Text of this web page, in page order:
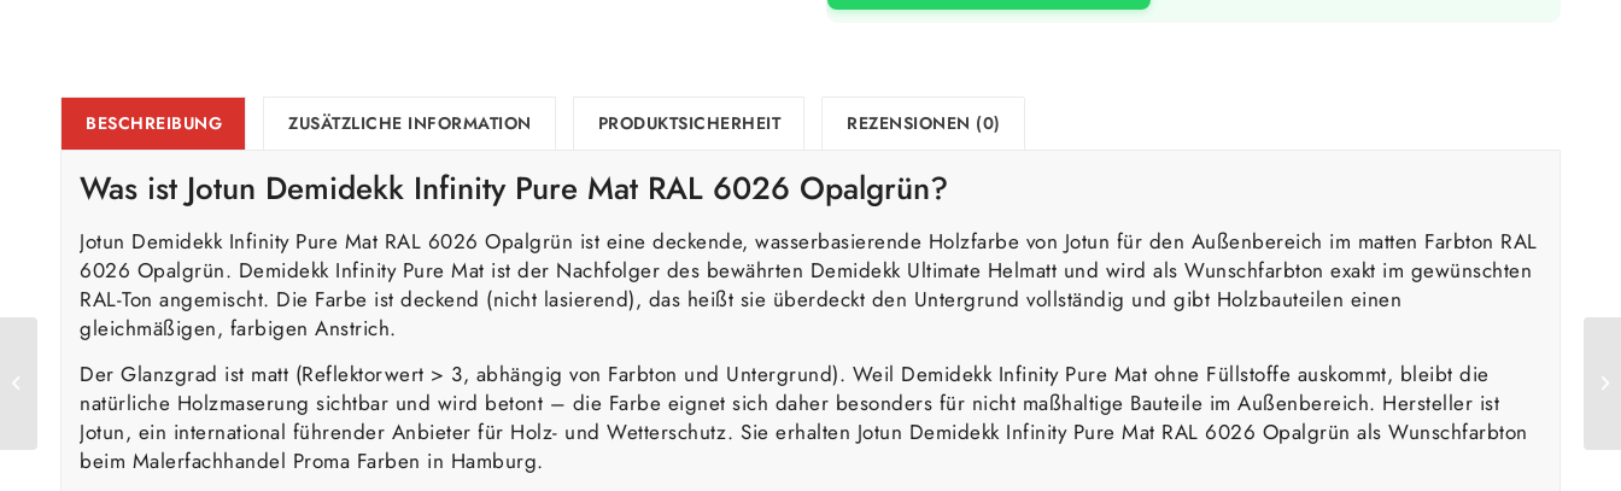
BESCHREIBUNG ZUSÄTZLICHE INFORMATION PRODUKTSICHERHEIT REZENSIONEN (0)
Was ist Jotun Demidekk Infinity Pure Mat RAL 6026 Opalgrün?
Jotun Demidekk Infinity Pure Mat RAL 6026 Opalgrün ist eine deckende, wasserbasierende Holzfarbe von Jotun für den Außenbereich im matten Farbton RAL
6026 Opalgrün. Demidekk Infinity Pure Mat ist der Nachfolger des bewährten Demidekk Ultimate Helmatt und wird als Wunschfarbton exakt im gewünschten
RAL-Ton angemischt. Die Farbe ist deckend (nicht lasierend), das heißt sie überdeckt den Untergrund vollständig und gibt Holzbauteilen einen
gleichmäßigen, farbigen Anstrich.
Der Glanzgrad ist matt (Reflektorwert > 3, abhängig von Farbton und Untergrund). Weil Demidekk Infinity Pure Mat ohne Füllstoffe auskommt, bleibt die
natürliche Holzmaserung sichtbar und wird betont – die Farbe eignet sich daher besonders für nicht maßhaltige Bauteile im Außenbereich. Hersteller ist
Jotun, ein international führender Anbieter für Holz- und Wetterschutz. Sie erhalten Jotun Demidekk Infinity Pure Mat RAL 6026 Opalgrün als Wunschfarbton
beim Malerfachhandel Proma Farben in Hamburg.
Pure Mat RAL 6025
Farngrün